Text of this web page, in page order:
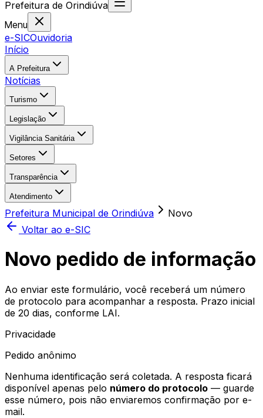
Prefeitura de Orindiúva
Menu
e-SICOuvidoria
Início
A Prefeitura
Notícias
Turismo
Legislação
Vigilância Sanitária
Setores
Transparência
Atendimento
Prefeitura Municipal de Orindiúva
Novo
Voltar ao e-SIC
Novo pedido de informação
Ao enviar este formulário, você receberá um número
de protocolo para acompanhar a resposta. Prazo inicial
de 20 dias, conforme LAI.
Privacidade
Pedido anônimo
Nenhuma identificação será coletada. A resposta ficará
disponível apenas pelo número do protocolo — guarde
esse número, pois não enviaremos confirmação por e-
mail.